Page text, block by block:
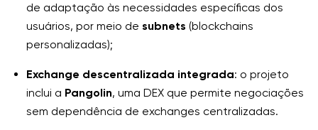
de adaptação às necessidades específicas dos
usuários, por meio de subnets (blockchains
personalizadas);
Exchange descentralizada integrada: o projeto
inclui a Pangolin, uma DEX que permite negociações
sem dependência de exchanges centralizadas.